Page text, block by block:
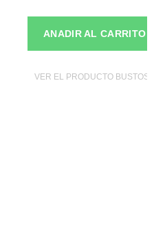
MANIQUIES
ANADIR AL CARRITO
VER EL PRODUCTO BUSTOS